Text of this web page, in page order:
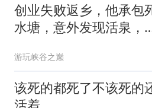
创业失败返乡，他承包
水塘，意外发现活泉，
卖
游玩峡谷之巅
该死的都死了不该死的